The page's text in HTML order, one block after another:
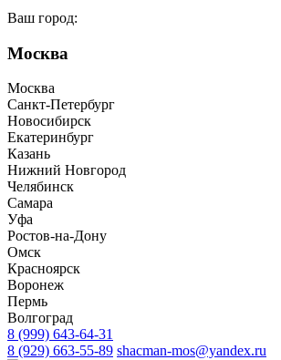
Ваш город:
Москва
Москва
Санкт-Петербург
Новосибирск
Екатеринбург
Казань
Нижний Новгород
Челябинск
Самара
Уфа
Ростов-на-Дону
Омск
Красноярск
Воронеж
Пермь
Волгоград
8 (999) 643-64-31
8 (929) 663-55-89 shacman-mos@yandex.ru